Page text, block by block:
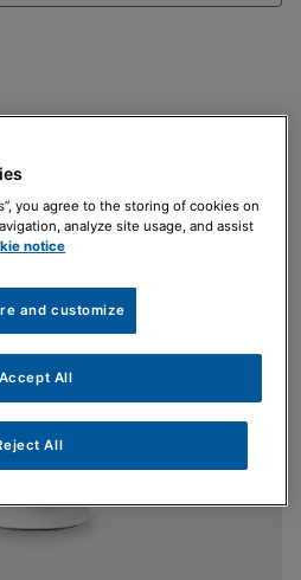
you agree to the storing of cookies on
analyze site usage, and assist
notice
and customize
All
Accept All